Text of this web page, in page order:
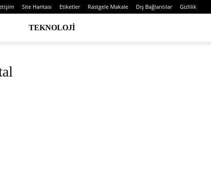
Site Haritası Etiketler Rastgele Makale Dış Bağlantılar Gizlilik
TEKNOLOJI